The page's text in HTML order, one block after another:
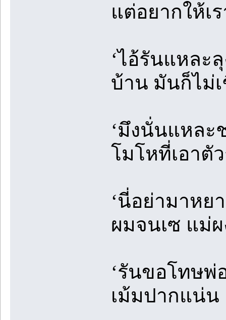
แต่อยากให้เ
‘ไอ้รันแหละ
บ้าน มันก็ไม่
‘มึงนั่นแหละ
โมโหที่เอาตั
‘นี่อย่ามาหย
ผมจนเซ แม่
‘รันขอโทษพ่
เม้มปากแน่น